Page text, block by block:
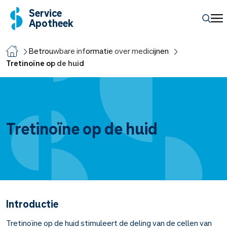
Service
Apotheek
Betrouwbare informatie over medicijnen
Tretinoïne op de huid
Tretinoïne op de huid
Introductie
Tretinoïne op de huid stimuleert de deling van de cellen van